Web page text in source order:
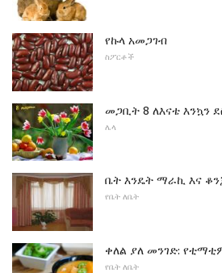
የኩላ አመጋገብ
ስፖርቶች
መጋቢት 8 ለእናቴ እንኳን
ሌላ
ቤት እንዴት ማራኪ እና
የቤት ለቤት
ቀለል ያለ መንገድ:
የቤት ለቤት